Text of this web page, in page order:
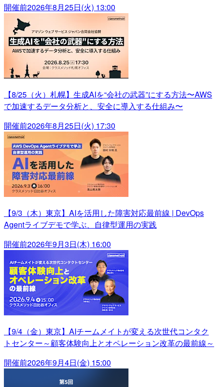
開催前2026年8月25日(火) 13:00
【8/25（火）札幌】生成AIを“会社の武器”にする方法〜AWS
で加速するデータ分析と、安全に導入する仕組み〜
開催前2026年8月25日(火) 17:30
【9/3（木）東京】AIを活用した障害対応最前線 | DevOps
Agentライブデモで学ぶ、自律型運用の実践
開催前2026年9月3日(木) 16:00
【9/4（金）東京】AIチームメイトが変える次世代コンタク
トセンター～顧客体験向上とオペレーション改革の最前線～
開催前2026年9月4日(金) 15:00